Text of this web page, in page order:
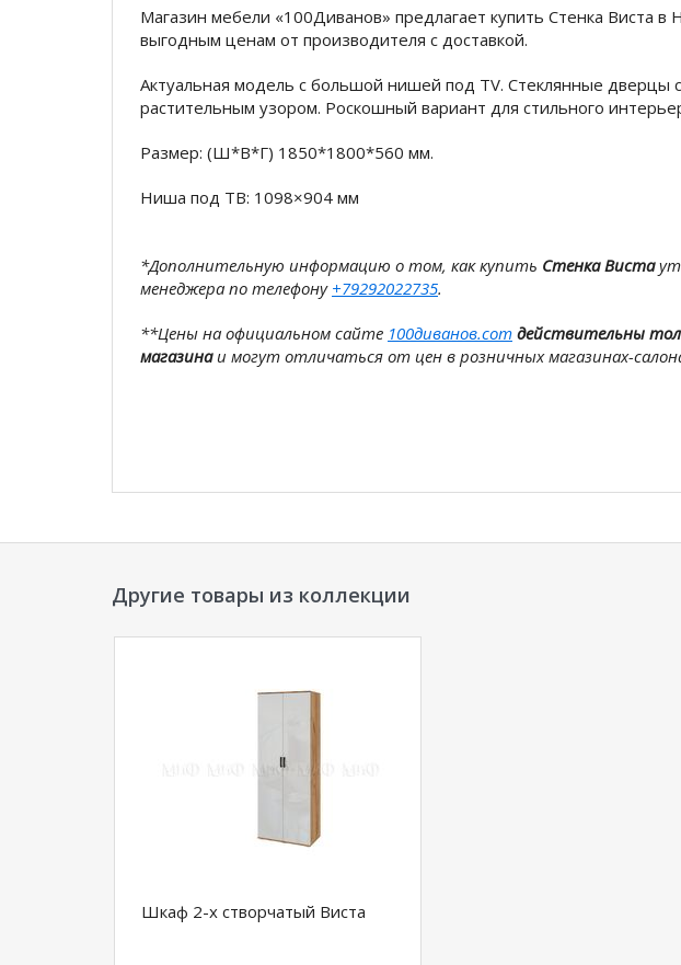
Магазин мебели «100Диванов» предлагает купить Стенка Виста в
выгодным ценам от производителя с доставкой.
Актуальная модель с большой нишей под TV. Стеклянные дверцы
растительным узором. Роскошный вариант для стильного
Размер: (Ш*В*Г) 1850*1800*560 мм.
Ниша под ТВ: 1098×904 мм
*Дополнительную информацию о том, как купить Стенка Виста
менеджера по телефону +79292022735.
**Цены на официальном сайте 100диванов.com действительны
магазинаи могут отличаться от цен в розничных магазинах-
Другие товары из коллекции
Шкаф 2-х створчатый Виста